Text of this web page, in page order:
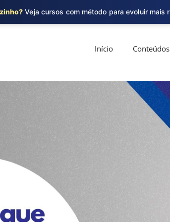
Início
Veja cursos com método para evoluir mais